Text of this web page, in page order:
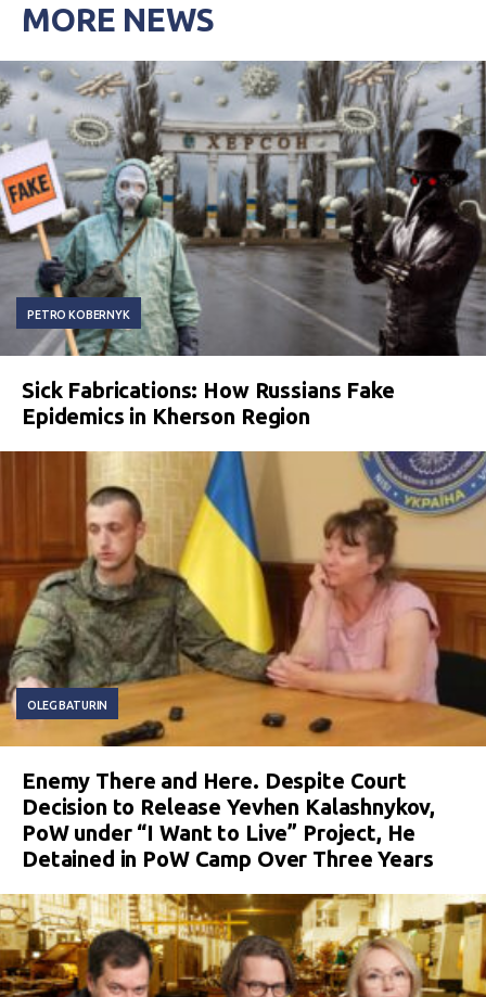
MORE NEWS
PETRO KOBERNYK
Sick Fabrications: How Russians Fake
Epidemics in Kherson Region
OLEG BATURIN
Enemy There and Here. Despite Court
Decision to Release Yevhen Kalashnykov,
PoW under “I Want to Live” Project, He
Detained in PoW Camp Over Three Years